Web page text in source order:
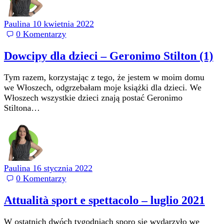
Paulina 10 kwietnia 2022
0Komentarzy
Dowcipy dla dzieci – Geronimo Stilton (1)
Tym razem, korzystając z tego, że jestem w moim domu
we Włoszech, odgrzebałam moje książki dla dzieci. We
Włoszech wszystkie dzieci znają postać Geronimo
Stiltona…
Paulina 16 stycznia 2022
0Komentarzy
Attualità sport e spettacolo – luglio 2021
W ostatnich dwóch tygodniach sporo się wydarzyło we